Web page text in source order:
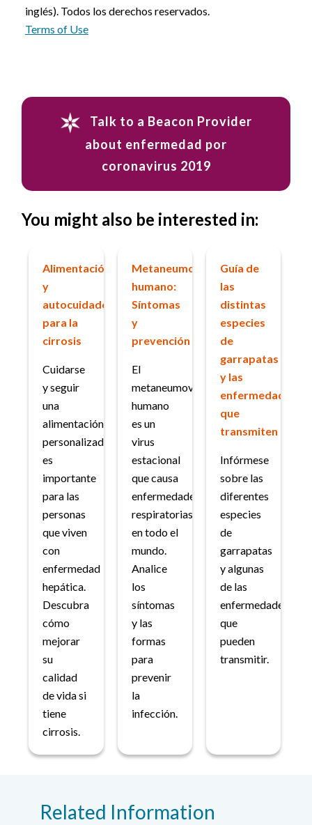
inglés). Todos los derechos reservados.
Terms of Use
Talk to a Beacon Provider
about enfermedad por
coronavirus 2019
You might also be interested in:
Alimentación
y
autocuidado
para la
cirrosis
Cuidarse
y seguir
una
alimentación
personalizada
es
importante
para las
personas
que viven
con
enfermedad
hepática.
Descubra
cómo
mejorar
su
calidad
de vida si
tiene
cirrosis.
Metaneumovirus
humano:
Síntomas
y
prevención
El
metaneumovirus
humano
es un
virus
estacional
que causa
enfermedades
respiratorias
en todo el
mundo.
Analice
los
síntomas
y las
formas
para
prevenir
la
infección.
Guía de
las
distintas
especies
de
garrapatas
y las
enfermedades
que
transmiten
Infórmese
sobre las
diferentes
especies
de
garrapatas
y algunas
de las
enfermedades
que
pueden
transmitir.
Related Information